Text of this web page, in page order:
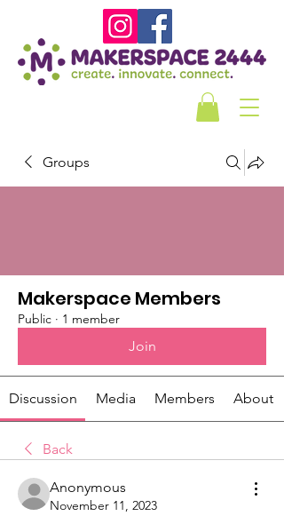
Groups
Makerspace Members
Public · 1 member
Join
Discussion Media Members About
Back
Anonymous
November 11, 2023